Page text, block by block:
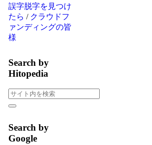
誤字脱字を見つけ
たら / クラウドフ
ァンディングの皆
様
Search by
Hitopedia
Search by
Google